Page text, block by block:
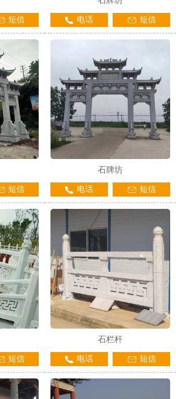
1 3
短信 电话 短信
短信
石牌坊
电话 短信
短信
石栏杆
电话 短信